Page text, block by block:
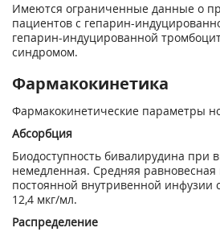
Имеются ограниченные данные о
пациентов с гепарин-
гепарин-индуцированной
синдромом.
Фармакокинетика
Фармакокинетические параметры
Абсорбция
Биодоступность бивалирудина при
немедленная. Средняя
постоянной внутривенной инфузии
12,4 мкг/мл.
Распределение